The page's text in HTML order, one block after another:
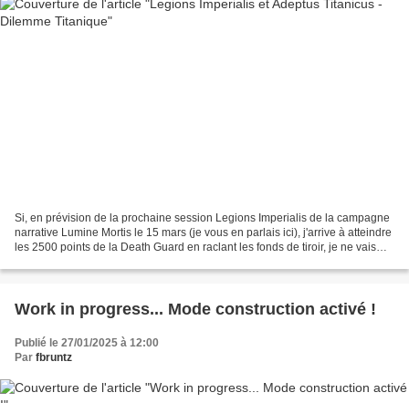
Si, en prévision de la prochaine session Legions Imperialis de la campagne
narrative Lumine Mortis le 15 mars (je vous en parlais ici), j'arrive à atteindre
les 2500 points de la Death Guard en raclant les fonds de tiroir, je ne vais
Work in progress... Mode construction activé !
Publié le 27/01/2025 à 12:00
Par fbruntz